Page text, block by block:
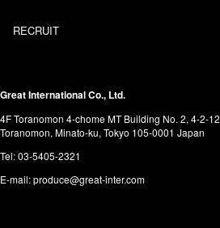
Great International Co., Ltd.
4F Toranomon 4-chome MT Building No. 2, 4-2-12
Toranomon, Minato-ku, Tokyo 105-0001 Japan
Tel:03-5405-2321
E-mail:produce@great-inter.com
RECRUIT